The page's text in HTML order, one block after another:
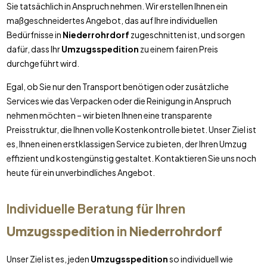
Sie tatsächlich in Anspruch nehmen. Wir erstellen Ihnen ein
maßgeschneidertes Angebot, das auf Ihre individuellen
Bedürfnisse in Niederrohrdorf zugeschnitten ist, und sorgen
dafür, dass IhrUmzugsspedition zu einem fairen Preis
durchgeführt wird.
Egal, ob Sie nur den Transport benötigen oder zusätzliche
Services wie das Verpacken oder die Reinigung in Anspruch
nehmen möchten – wir bieten Ihnen eine transparente
Preisstruktur, die Ihnen volle Kostenkontrolle bietet. Unser Ziel ist
es, Ihnen einen erstklassigen Service zu bieten, der Ihren Umzug
effizient und kostengünstig gestaltet. Kontaktieren Sie uns noch
heute für ein unverbindliches Angebot.
Individuelle Beratung für Ihren
Umzugsspeditionin Niederrohrdorf
Unser Ziel ist es, jeden Umzugsspeditionso individuell wie